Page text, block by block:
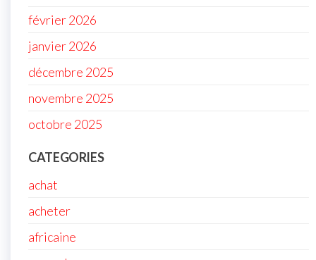
février 2026
janvier 2026
décembre 2025
novembre 2025
octobre 2025
CATEGORIES
achat
acheter
africaine